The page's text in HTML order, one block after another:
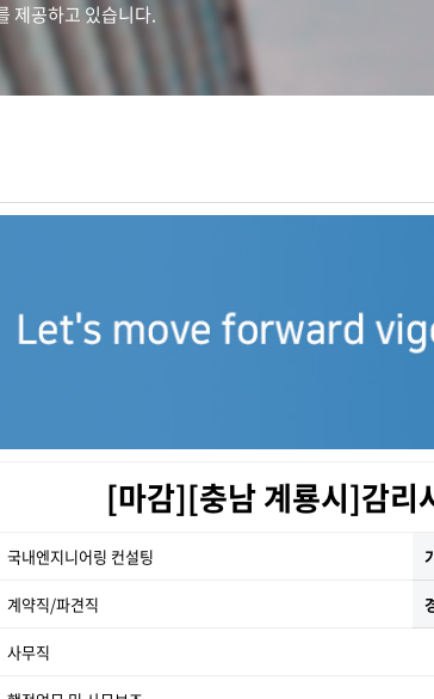
제공하고 있습니다.
[마감][충남 계룡시]감리
국내엔지니어링 컨설팅
계약직/파견직
사무직